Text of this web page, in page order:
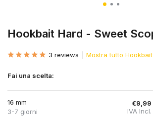
Hookbait Hard - Sweet
3 reviews Mostra tutto
Fai una scelta:
16 mm
3-7 giorni
€9,99
IVA Incl.